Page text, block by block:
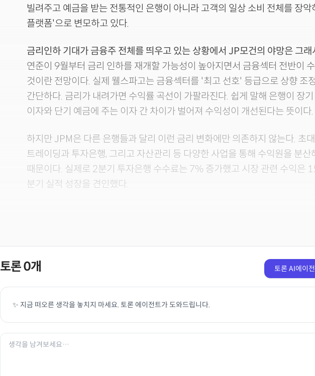
빌려주고 예금을 받는 전통적인 은행이 아니라 고객의 일상 소비 전체를 장
플랫폼'으로 변모하고 있다.
금리인하 기대가 금융주 전체를 띄우고 있는 상황에서 JP모건의 야망은 그래
연준이 9월부터 금리 인하를 재개할 가능성이 높아지면서 금융섹터 전반이
것이란 전망이다. 실제 웰스파고는 금융섹터를 '최고 선호' 등급으로 상향 조
간단하다. 금리가 내려가면 수익률 곡선이 가팔라진다. 쉽게 말해 은행이 장
이자와 단기 예금에 주는 이자 간 차이가 벌어져 수익성이 개선된다는 뜻이다.
하지만 JPM은 다른 은행들과 달리 이런 금리 변화에만 의존하지 않는다. 초
트레이딩과 투자은행, 그리고 자산관리 등 다양한 사업을 통해 수익원을 분산
때문이다. 실제로 2분기 투자은행 수수료는 7% 증가했고 시장 관련 수익은
분기 실적 성장을 견인했다.
토론0개 토론 AI에이
✨ 지금 떠오른 생각을 놓치지 마세요. 토론 에이전트가 도와드립니다.